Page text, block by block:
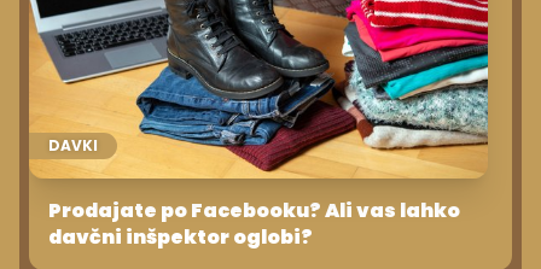
DAVKI
Prodajate po Facebooku? Ali vas lahko
davčni inšpektor oglobi?